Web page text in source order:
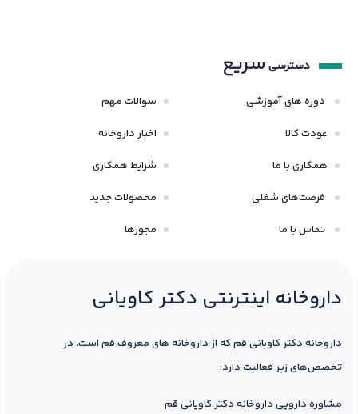
دسترسی سریع
دوره های آموزشی
عودت کالا
همکاری با ما
فرصت‌های شغلی
تماس با ما
سوالات مهم
اخبار داروخانه
شرایط همکاری
محصولات جدید
مجوزها
داروخانه اینترنتی دکتر کاویانی
داروخانه دکتر کاویانی قم که از داروخانه های معروف قم است، در
تخصص‌های زیر فعالیت دارد:
مشاوره دارویی داروخانه دکتر کاویانی قم